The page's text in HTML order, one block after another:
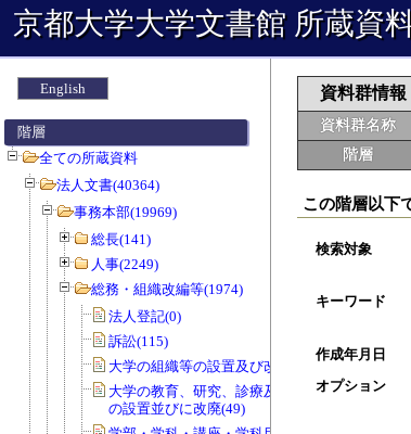
京都大学大学文書館 所蔵資
English
階層
全ての所蔵資料
法人文書(40364)
事務本部(19969)
総長(141)
人事(2249)
総務・組織改編等(1974)
法人登記(0)
訴訟(115)
大学の組織等の設置及び改廃(57)
大学の教育、研究、診療及び事務組織
の設置並びに改廃(49)
資料群情報
資料群名称
階層
この階層以下
検索対象
キーワード
作成年月日
オプション